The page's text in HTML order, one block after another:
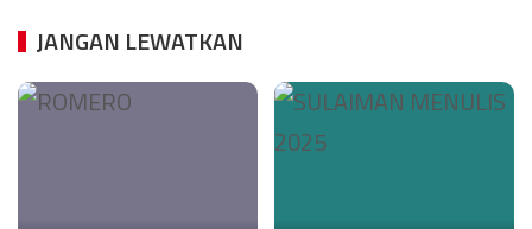
JANGAN LEWATKAN